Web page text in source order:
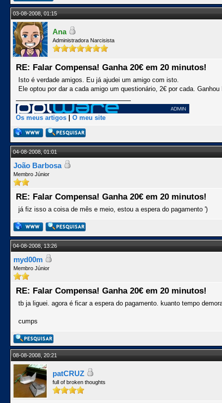
03-08-2008, 01:15
Ana
Administradora Narcisista
RE: Falar Compensa! Ganha 20€ em 20 minutos!
Isto é verdade amigos. Eu já ajudei um amigo com isto.
Ele optou por dar a cada amigo um questionário, 2€ por cada.
Os meus artigos O meu site
04-08-2008, 01:01
João Barbosa
Membro Júnior
RE: Falar Compensa! Ganha 20€ em 20 minutos!
já fiz isso a coisa de mês e meio, estou a espera do pagamento ')
04-08-2008, 13:26
myd00m
Membro Júnior
RE: Falar Compensa! Ganha 20€ em 20 minutos!
tb ja liguei. agora é ficar a espera do pagamento. kuanto tempo
cumps
08-08-2008, 20:21
patCRUZ
full of broken thoughts